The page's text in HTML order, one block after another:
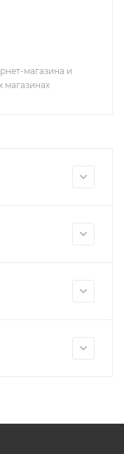
магазина и
магазинах